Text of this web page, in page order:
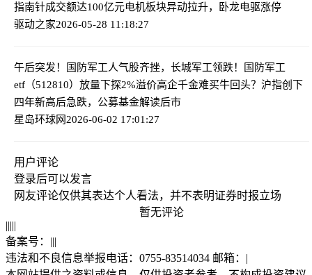
指南针成交额达100亿元电机板块异动拉升，卧龙电驱涨停
驱动之家2026-05-28 11:18:27
午后突发！国防军工人气股齐挫，长城军工领跌！国防军工
etf（512810）放量下探2%溢价高企千金难买牛回头？沪指创下
四年新高后急跌，公募基金解读后市
星岛环球网2026-06-02 17:01:27
用户评论
登录后可以发言
网友评论仅供其表达个人看法，并不表明证券时报立场
暂无评论
|||||
备案号： |||
违法和不良信息举报电话：0755-83514034 邮箱： |